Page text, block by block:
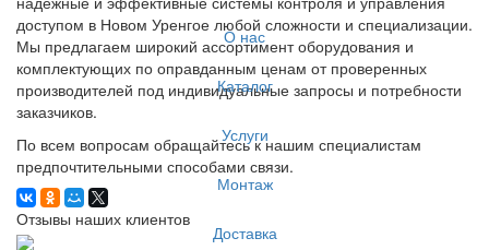
О нас
Каталог
Услуги
Монтаж
Доставка
доступом в Новом Уренгое любой сложности и специализации.
Мы предлагаем широкий ассортимент оборудования и
комплектующих по оправданным ценам от проверенных
производителей под индивидуальные запросы и потребности
заказчиков.
По всем вопросам обращайтесь к нашим специалистам
предпочтительными способами связи.
Отзывы наших клиентов